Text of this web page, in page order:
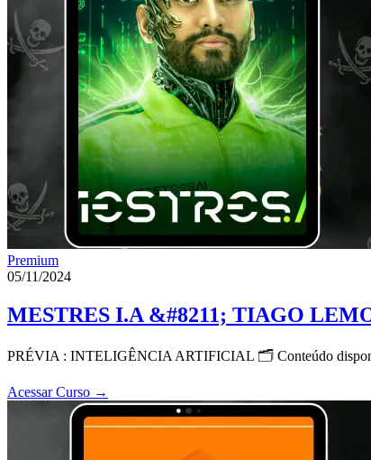
Premium
05/11/2024
MESTRES I.A &#8211; TIAGO
PRÉVIA : INTELIGÊNCIA ARTIFICIAL 🗂 Conteúdo
Acessar Curso →